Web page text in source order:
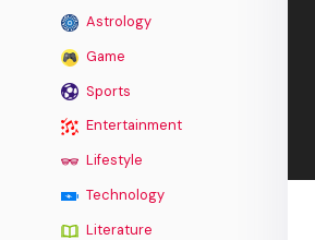
Astrology
Game
Sports
Entertainment
Lifestyle
Technology
Literature